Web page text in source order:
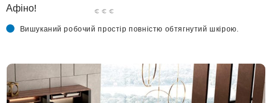
Афіно! € € €
Вишуканий робочий простір повністю обтягнутий шкірою.